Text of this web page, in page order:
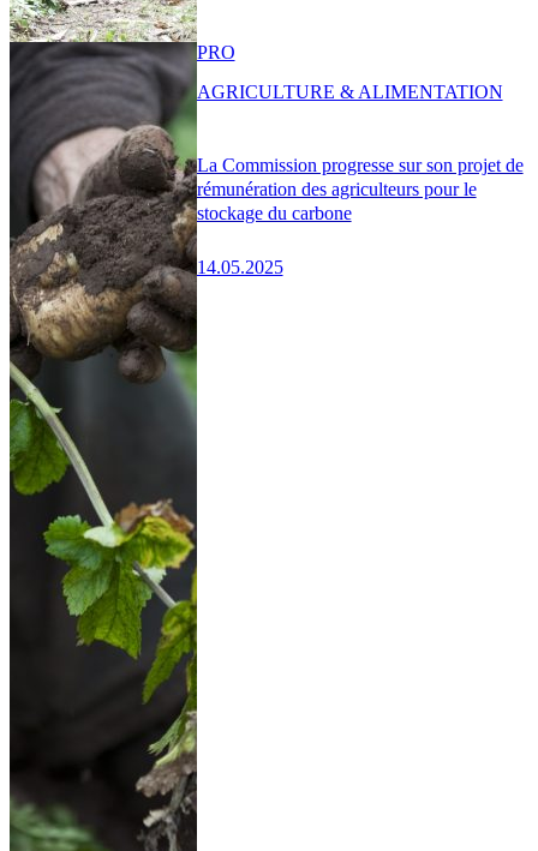
La Commission progresse sur son projet de
rémunération des agriculteurs pour le
stockage du carbone
14.05.2025
PRO
AGRICULTURE & ALIMENTATION